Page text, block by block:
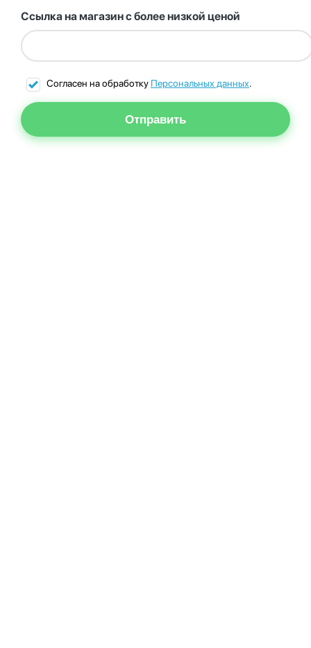
Ссылка на магазин с более низкой ценой
Согласен на обработку Персональных данных.
Отправить